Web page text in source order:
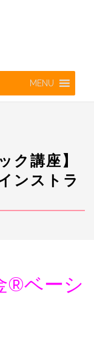
MENU
ク講座】
ンストラ
®︎ベーシ